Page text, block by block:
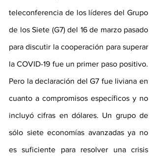
teleconferencia de los líderes del Grupo
de los Siete (G7) del 16 de marzo pasado
para discutir la cooperación para superar
la COVID-19 fue un primer paso positivo.
Pero la declaración del G7 fue liviana en
cuanto a compromisos específicos y no
incluyó cifras en dólares. Un grupo de
sólo siete economías avanzadas ya no
es suficiente para resolver una crisis